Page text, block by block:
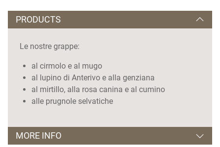
PRODUCTS
Le nostre grappe:
al cirmolo e al mugo
al lupino di Anterivo e alla genziana
al mirtillo, alla rosa canina e al cumino
alle prugnole selvatiche
MORE INFO